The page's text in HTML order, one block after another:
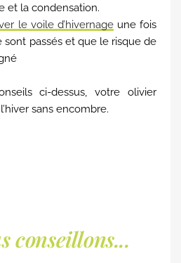
et la condensation.
le voile d’hivernageune fois
sont passés et que le risque de
ci-dessus, votre olivier
sans encombre.
conseillons...